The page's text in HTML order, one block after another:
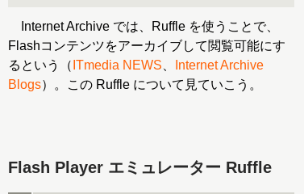
Internet Archive では、Ruffle を使うことで、
Flashコンテンツをアーカイブして閲覧可能にす
るという（ ITmedia NEWS
Internet Archive
Blogs）。この Ruffle について見ていこう。
Flash Player エミュレーター Ruffle